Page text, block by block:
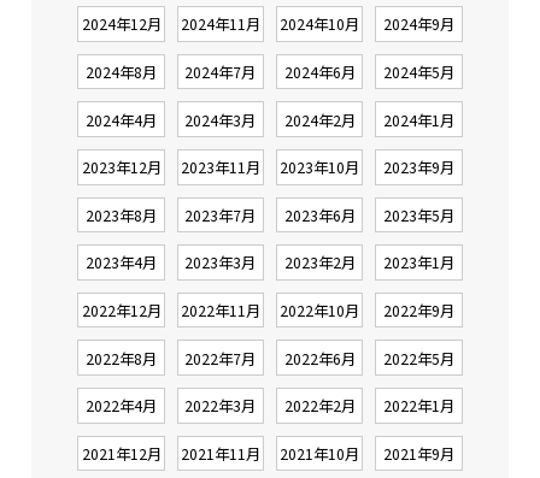
2024年12月 2024年11月 2024年10月 2024年9月
2024年8月 2024年7月 2024年6月 2024年5月
2024年4月 2024年3月 2024年2月 2024年1月
2023年12月 2023年11月 2023年10月 2023年9月
2023年8月 2023年7月 2023年6月 2023年5月
2023年4月 2023年3月 2023年2月 2023年1月
2022年12月 2022年11月 2022年10月 2022年9月
2022年8月 2022年7月 2022年6月 2022年5月
2022年4月 2022年3月 2022年2月 2022年1月
2021年12月 2021年11月 2021年10月 2021年9月